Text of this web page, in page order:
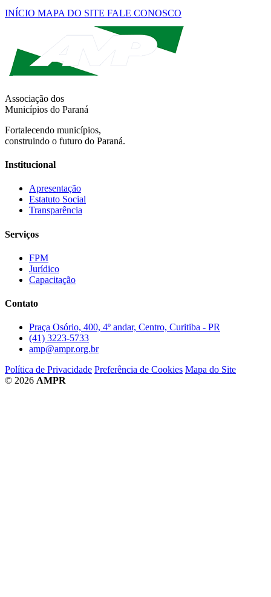
INÍCIO MAPA DO SITE FALE CONOSCO
Associação dos
Municípios do Paraná
Fortalecendo municípios,
construindo o futuro do Paraná.
Institucional
Apresentação
Estatuto Social
Transparência
Serviços
FPM
Jurídico
Capacitação
Contato
Praça Osório, 400, 4º andar, Centro, Curitiba - PR
(41) 3223-5733
amp@ampr.org.br
Política de Privacidade Preferência de Cookies Mapa do Site
© 2026 AMPR